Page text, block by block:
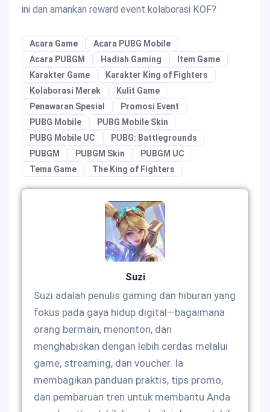
ini dan amankan reward event kolaborasi KOF?
Acara Game
Acara PUBG Mobile
Acara PUBGM
Hadiah Gaming
Item Game
Karakter Game
Karakter King of Fighters
Kolaborasi Merek
Kulit Game
Penawaran Spesial
Promosi Event
PUBG Mobile
PUBG Mobile Skin
PUBG Mobile UC
PUBG: Battlegrounds
PUBGM
PUBGM Skin
PUBGM UC
Tema Game
The King of Fighters
Suzi
Suzi adalah penulis gaming dan hiburan yang
fokus pada gaya hidup digital—bagaimana
orang bermain, menonton, dan
menghabiskan dengan lebih cerdas melalui
game, streaming, dan voucher. Ia
membagikan panduan praktis, tips promo,
dan pembaruan tren untuk membantu Anda